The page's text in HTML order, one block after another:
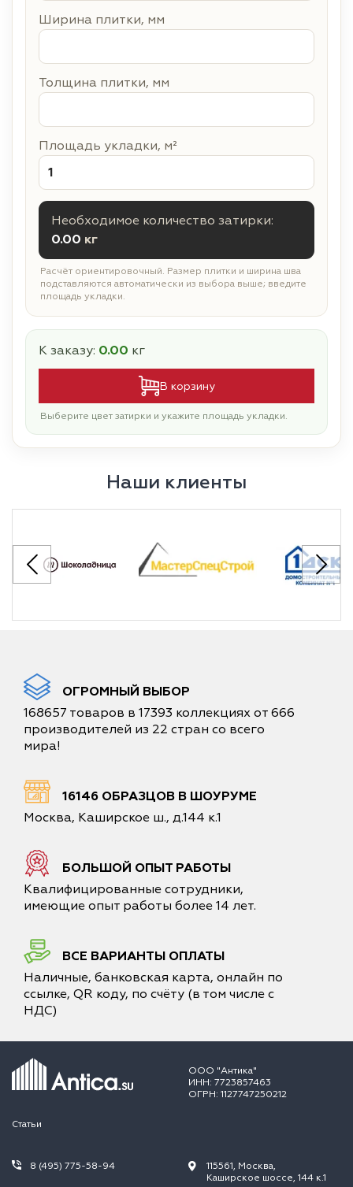
Ширина плитки, мм
Толщина плитки, мм
Площадь укладки, м²
Необходимое количество затирки:
0.00 кг
Расчёт ориентировочный. Размер плитки и ширина шва
подставляются автоматически из выбора выше; введите
площадь укладки.
К заказу: 0.00 кг
В корзину
Выберите цвет затирки и укажите площадь укладки.
Наши клиенты
ОГРОМНЫЙ ВЫБОР
168657 товаров в 17393 коллекциях от 666
производителей из 22 стран со всего
мира!
16146 ОБРАЗЦОВ В ШОУРУМЕ
Москва, Каширское ш., д.144 к.1
БОЛЬШОЙ ОПЫТ РАБОТЫ
Квалифицированные сотрудники,
имеющие опыт работы более 14 лет.
ВСЕ ВАРИАНТЫ ОПЛАТЫ
Наличные, банковская карта, онлайн по
ссылке, QR коду, по счёту (в том числе с
НДС)
ООО "Антика"
ИНН: 7723857463
ОГРН: 1127747250212
Статьи
8 (495) 775-58-94
115561, Москва,
Каширское шоссе, 144 к.1